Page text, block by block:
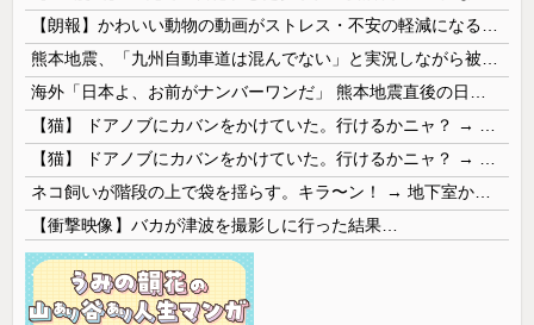
【衝撃映像】バカが津波を撮影しに行った結果…